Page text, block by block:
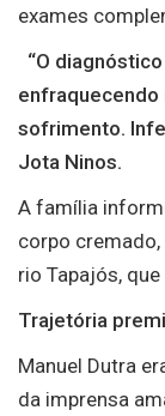
exames
“O
enfraquecendo
sofrimento.
Jota Ninos.
A família
corpo
rio Tapajós,
Trajetória
Manuel Dutra
da imprensa